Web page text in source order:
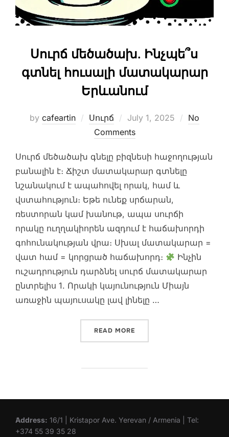
Սուրճ մեծածախ. Ինչպե՞ս
գտնել հուսալի մատակարար
Երևանում
by cafeartin Սուրճ
Posted
on
July 1, 2025
No
Comments
Սուրճ մեծածախ գնելը բիզնեսի հաջողության
բանալին է։ Ճիշտ մատակարար գտնելը
նշանակում է ապահովել որակ, համ և
վստահություն։ Եթե ունեք սրճարան,
ռեստորան կամ խանութ, ապա սուրճի
որակը ուղղակիորեն ազդում է հաճախորդի
գոհունակության վրա։ Սխալ մատակարար =
վատ համ = կորցրած հաճախորդ։
Ինչին
ուշադրություն դարձնել սուրճ մատակարար
ընտրելիս 1. Որակի կայունություն Միայն
առաջին պայուսակը լավ լինելը …
READ MORE
Address: 16/1 | Kristapor Ave. Yerevan / Armenia | Tel:
+374 55 39 35 28